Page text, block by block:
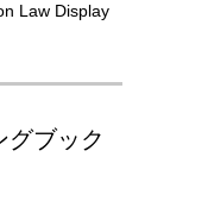
Law Display
グブック